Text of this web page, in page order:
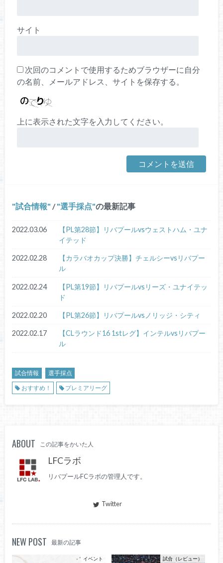
サイト
次回のコメントで使用するためブラウザーに自分
の名前、メールアドレス、サイトを保存する。
上に表示された文字を入力してください。
試合情報 / 選手採点 の最新記事
2022.03.06
【PL第28節】リバプールvsウェストハム・ユナ
イテッド
2022.02.28
【カラバオカップ決勝】チェルシーvsリバプー
ル
2022.02.24
【PL第19節】リバプールvsリーズ・ユナイテッ
ド
2022.02.20 【PL第26節】リバプールvsノリッジ・シティ
2022.02.17
【CLラウンド16 1stレグ】インテルvsリバプー
ル
試合情報
選手採点
おすすめ！
プレミアリーグ
ABOUT この記事をかいた人
LFCラボ
リバプールFCラボの管理人です。
Twitter
NEW POST 最新の記事
イベント 試合（レビュー）